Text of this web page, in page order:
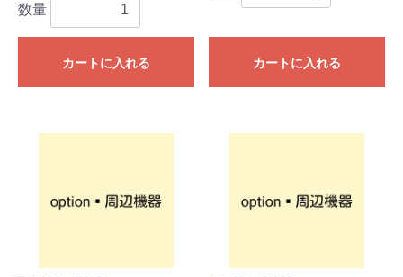
数量
カートに入れる カートに入れる